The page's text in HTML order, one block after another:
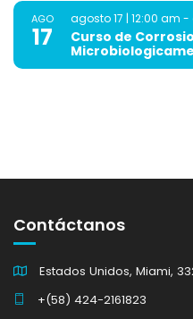
AGO
17
agosto 17 | 12:00 am -
Curso de
Contáctanos
Estados Unidos, Miami,
+(58) 424-2161823